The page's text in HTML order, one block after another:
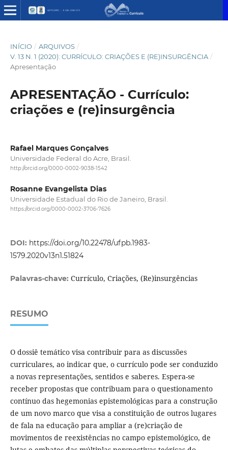
INÍCIO / ARQUIVOS /
V. 13 N. 1 (2020): CURRÍCULO: CRIAÇÕES E (RE)INSURGÊNCIA /
Apresentação
APRESENTAÇÃO - Currículo:
criações e (re)insurgência
Rafael Marques Gonçalves
Universidade Federal do Acre, Brasil.
http://orcid.org/0000-0002-9038-1542
Rosanne Evangelista Dias
Universidade Estadual do Rio de Janeiro, Brasil.
https://orcid.org/0000-0002-3706-7626
DOI: https://doi.org/10.22478/ufpb.1983-
1579.2020v13n1.51824
Palavras-chave: Currículo, Criações, (Re)insurgências
RESUMO
O dossiê temático visa contribuir para as discussões
curriculares, ao indicar que, o currículo pode ser conduzido
a novas representações, sentidos e saberes. Espera-se
receber propostas que contribuam para o questionamento
contínuo das hegemonias epistemológicas para a construção
de um novo marco que visa a constituição de outros lugares
de fala na educação para ampliar a (re)criação de
movimentos de reexistências no campo epistemológico, de